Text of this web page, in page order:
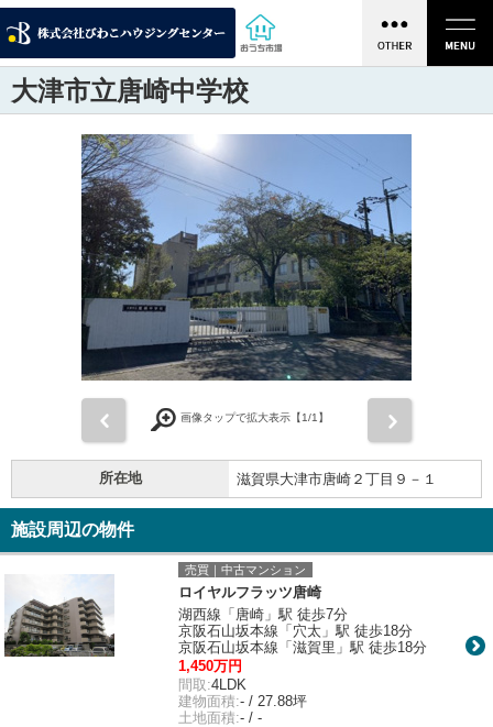
大津市立唐崎中学校
画像タップで拡大表示【1/1】
所在地 滋賀県大津市唐崎２丁目９－１
施設周辺の物件
売買｜中古マンション
ロイヤルフラッツ唐崎
湖西線「唐崎」駅 徒歩7分
京阪石山坂本線「穴太」駅 徒歩18分
京阪石山坂本線「滋賀里」駅 徒歩18分
1,450万円
間取:4LDK
建物面積:- / 27.88坪
土地面積:- / -